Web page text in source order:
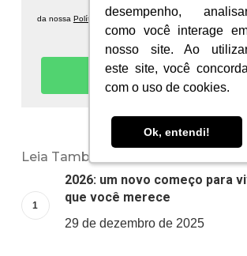
desempenho,
como você interage
nosso site. Ao
este site, você concorda
com o uso de cookies.
Ok, entendi!
desempenho,
como você interage
nosso site. Ao
este site, você concorda
com o uso de cookies.
Ok, entendi!
da nossa Política de Privacidade.
Quero receber novidades!
Leia Também:
2026: um novo começo para
que você merece
29 de dezembro de 2025